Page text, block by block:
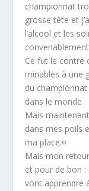
championnat
grosse tête et
l’alcool et les
Ce fut le contre
minables à une
du
dans le monde
Mais
dans mes poils
ma place.¤
Mais mon
et pour de bon :
vont apprendre